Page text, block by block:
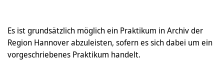
Es ist grundsätzlich möglich ein Praktikum in Archiv der
Region Hannover abzuleisten, sofern es sich dabei um ein
vorgeschriebenes Praktikum handelt.